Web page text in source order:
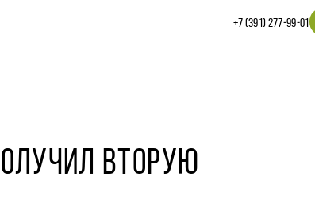
+7 (391) 277‒99‒01
ВТОРУЮ